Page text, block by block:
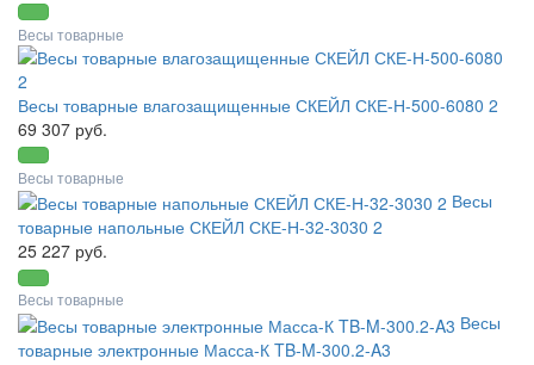
Весы товарные
Весы товарные влагозащищенные СКЕЙЛ СКЕ-Н-500-6080 2
69 307 руб.
Весы товарные
Весы
товарные напольные СКЕЙЛ СКЕ-Н-32-3030 2
25 227 руб.
Весы товарные
Весы
товарные электронные Масса-К TB-M-300.2-A3